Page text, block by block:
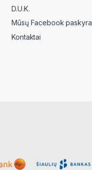
D.U.K.
Mūsų Facebook paskyra
Kontaktai